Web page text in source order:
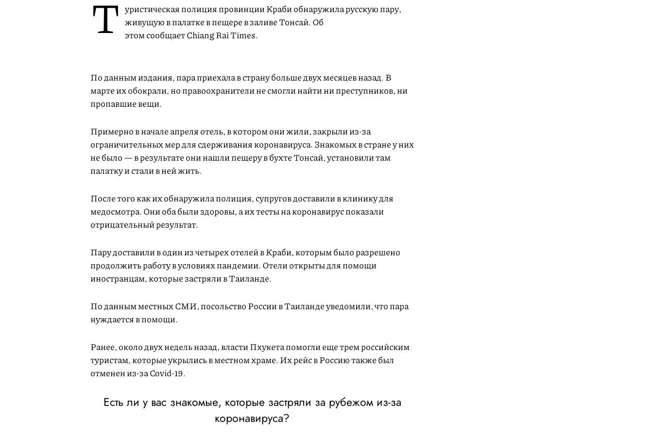
Т уристическая полиция провинции Краби обнаружила русскую пару,
живущую в палатке в пещере в заливе Тонсай. Об
этом сообщает Chiang Rai Times.
По данным издания, пара приехала в страну больше двух месяцев назад. В
марте их обокрали, но правоохранители не смогли найти ни преступников, ни
пропавшие вещи.
Примерно в начале апреля отель, в котором они жили, закрыли из-за
ограничительных мер для сдерживания коронавируса. Знакомых в стране у них
не было — в результате они нашли пещеру в бухте Тонсай, установили там
палатку и стали в ней жить.
После того как их обнаружила полиция, супругов доставили в клинику для
медосмотра. Они оба были здоровы, а их тесты на коронавирус показали
отрицательный результат.
Пару доставили в один из четырех отелей в Краби, которым было разрешено
продолжить работу в условиях пандемии. Отели открыты для помощи
иностранцам, которые застряли в Таиланде.
По данным местных СМИ, посольство России в Таиланде уведомили, что пара
нуждается в помощи.
Ранее, около двух недель назад, власти Пхукета помогли еще трем российским
туристам, которые укрылись в местном храме. Их рейс в Россию также был
отменен из-за Covid-19.
Есть ли у вас знакомые, которые застряли за рубежом из-за
коронавируса?